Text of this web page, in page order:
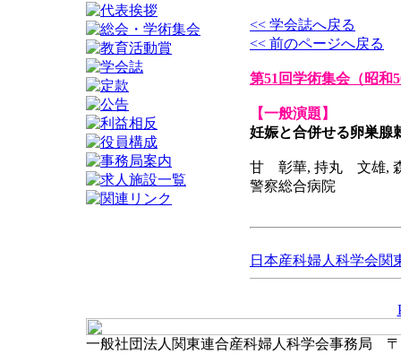
<< 学会誌へ戻る
<< 前のページへ戻る
第51回学術集会（昭和
【一般演題】
妊娠と合併せる卵巣腺
甘 彰華, 持丸 文雄,
警察総合病院
日本産科婦人科学会関
一般社団法人関東連合産科婦人科学会事務局 〒